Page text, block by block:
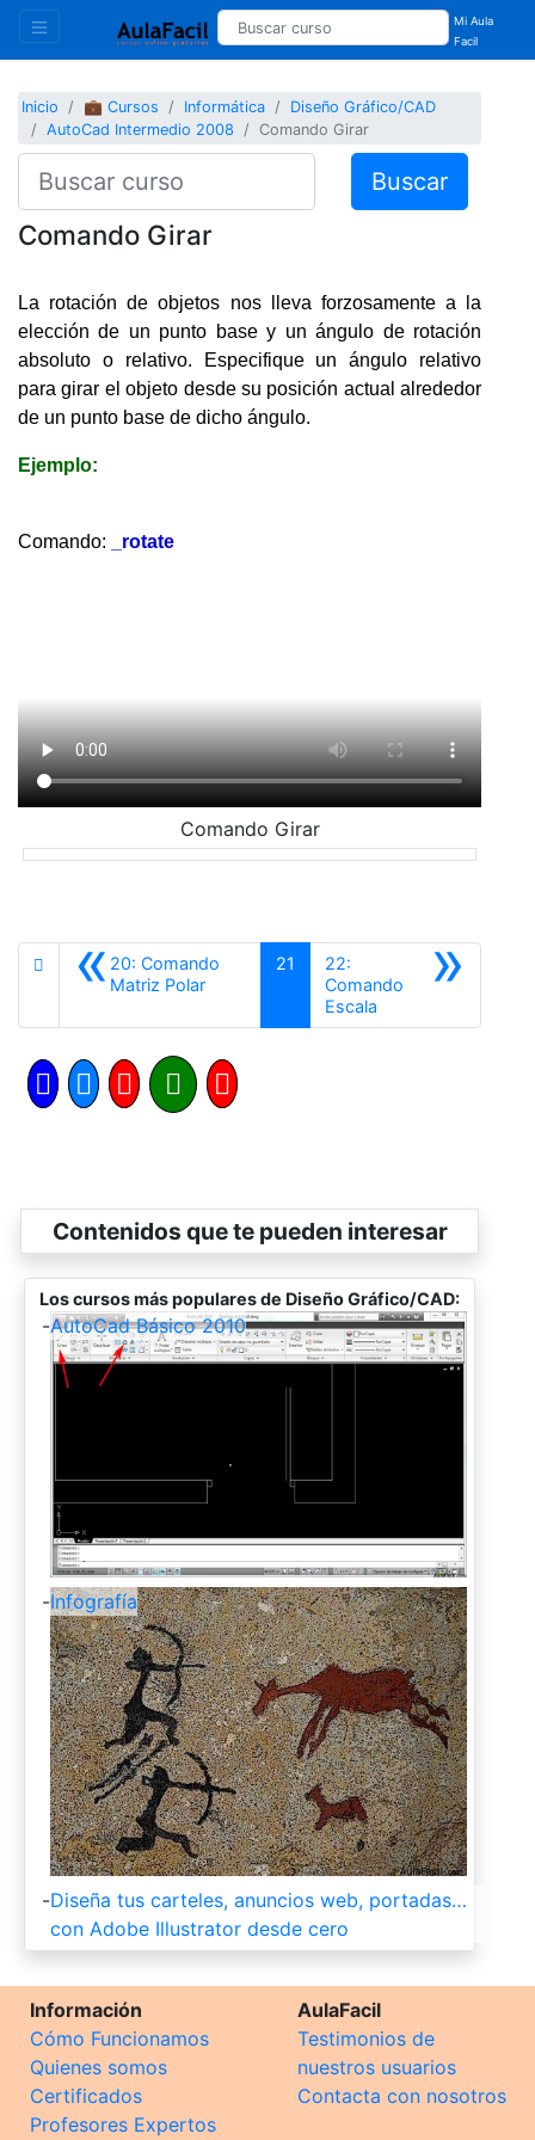
Mi Aula
Facil
Inicio 💼 Cursos Informática
Diseño Gráfico/CAD
AutoCad Intermedio 2008
Comando Girar
Buscar
Comando Girar
La rotación de objetos nos lleva forzosamente a la
elección de un punto base y un ángulo de rotación
absoluto o relativo. Especifique un ángulo relativo
para girar el objeto desde su posición actual alrededor
de un punto base de dicho ángulo.
Ejemplo:
Comando: _rotate
Comando Girar
«20: Comando
Matriz PolarAnterior
21 »
22:
Comando
Escala
Contenidos que te pueden interesar
Los cursos más populares de Diseño Gráfico/CAD:
-AutoCad Básico 2010
-Infografía
-Diseña tus carteles, anuncios web, portadas…
con Adobe Illustrator desde cero
Información
Cómo Funcionamos
Quienes somos
Certificados
Profesores Expertos
AulaFacil
Testimonios de
nuestros usuarios
Contacta con nosotros